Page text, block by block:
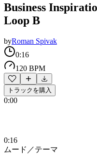
Business
Loop B
byRoman Spivak
0:16
120 BPM
トラックを購入
0:00
0:16
ムード／テーマ